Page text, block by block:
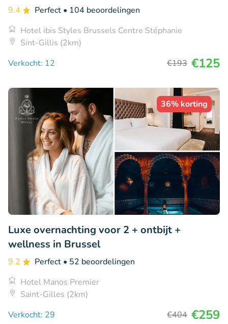
9.4 Perfect • 104 beoordelingen
Hotel ibis Styles Brussels Centre Stéphanie
Sint-Gillis (2km)
Verkocht: 12
€193 €125
36% korting
Luxe overnachting voor 2 + ontbijt +
wellness in Brussel
9.2 Perfect • 52 beoordelingen
Hotel Manos Premier
Saint-Gilles (2km)
Verkocht: 29
€404 €259